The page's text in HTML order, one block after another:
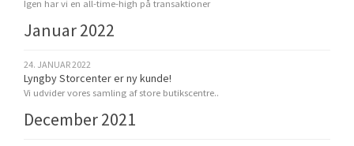
Igen har vi en all-time-high på transaktioner
Januar 2022
24. JANUAR 2022
Lyngby Storcenter er ny kunde!
Vi udvider vores samling af store butikscentre..
December 2021